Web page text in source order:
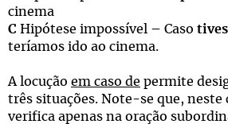
cinema
C Hipótese impossível – Caso
teríamos ido ao cinema.
A locução em caso de permite
três situações. Note-se que, neste
verifica apenas na oração